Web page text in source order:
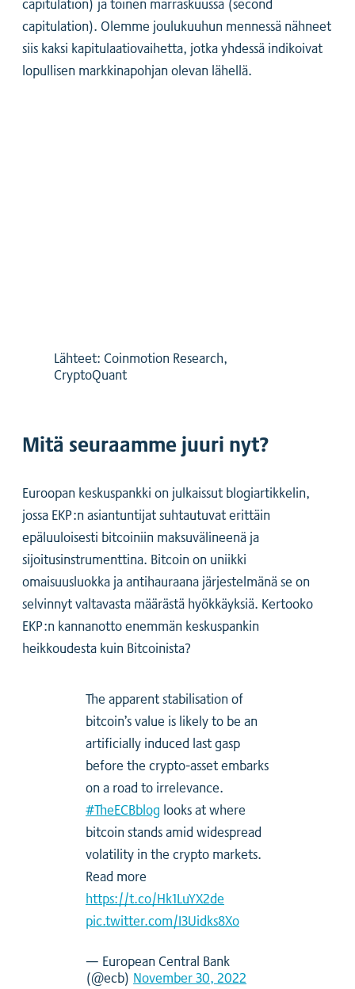
capitulation). Olemme joulukuuhun mennessä nähneet
siis kaksi kapitulaatiovaihetta, jotka yhdessä indikoivat
lopullisen markkinapohjan olevan lähellä.
Lähteet: Coinmotion Research,
CryptoQuant
Mitä seuraamme juuri nyt?
Euroopan keskuspankki on julkaissut blogiartikkelin,
jossa EKP:n asiantuntijat suhtautuvat erittäin
epäluuloisesti bitcoiniin maksuvälineenä ja
sijoitusinstrumenttina. Bitcoin on uniikki
omaisuusluokka ja antihauraana järjestelmänä se on
selvinnyt valtavasta määrästä hyökkäyksiä. Kertooko
EKP:n kannanotto enemmän keskuspankin
heikkoudesta kuin Bitcoinista?
The apparent stabilisation of
bitcoin’s value is likely to be an
artificially induced last gasp
before the crypto-asset embarks
on a road to irrelevance.
#TheECBblog looks at where
bitcoin stands amid widespread
volatility in the crypto markets.
Read more
https://t.co/Hk1LuYX2de
pic.twitter.com/I3Uidks8Xo
— European Central Bank
(@ecb) November 30, 2022